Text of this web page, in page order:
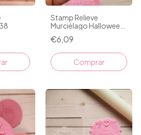
Stamp Relieve
Murciélago Halloween
€6,09